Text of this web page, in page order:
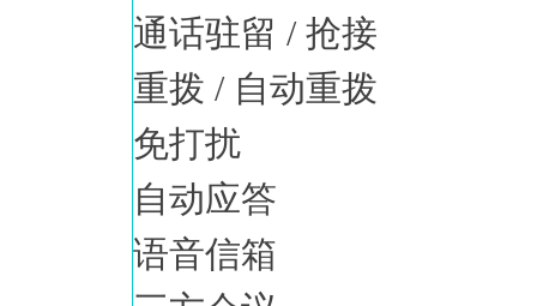
通话驻留 / 抢接
重拨 / 自动重拨
免打扰
自动应答
语音信箱